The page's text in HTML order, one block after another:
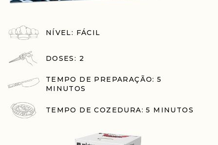
NÍVEL: FÁCIL
DOSES: 2
TEMPO DE PREPARAÇÃO: 5
MINUTOS
TEMPO DE COZEDURA: 5 MINUTOS